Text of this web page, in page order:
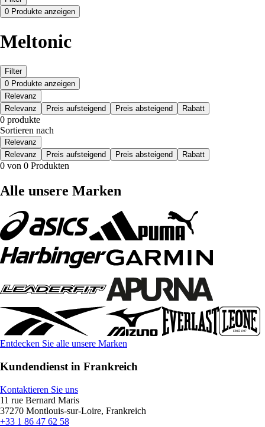
0 Produkte anzeigen
Meltonic
Filter
0 Produkte anzeigen
Relevanz
Relevanz
Preis aufsteigend Preis absteigend Rabatt
0 produkte
Sortieren nach
Relevanz
Relevanz
Preis aufsteigend Preis absteigend Rabatt
0 von 0 Produkten
Alle unsere Marken
Entdecken Sie alle unsere Marken
Kundendienst in Frankreich
Kontaktieren Sie uns
11 rue Bernard Maris
37270 Montlouis-sur-Loire, Frankreich
+33 1 86 47 62 58